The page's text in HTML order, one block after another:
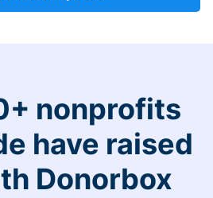
nonprofits
have raised
Donorbox